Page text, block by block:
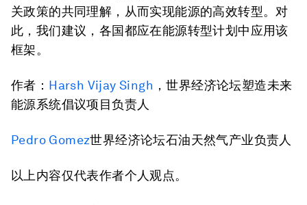
关政策的共同理解，从而实现能源的高效转型。对
此，我们建议，各国都应在能源转型计划中应用该
框架。
作者： Harsh Vijay Singh ，世界经济论坛塑造未来
能源系统倡议项目负责人
Pedro Gomez世界经济论坛石油天然气产业负责人
以上内容仅代表作者个人观点。